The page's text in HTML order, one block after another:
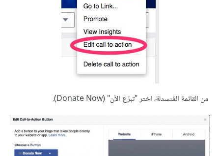
من القائمة المُنسدلة، اختر "تبرّع الآن" (Donate Now).